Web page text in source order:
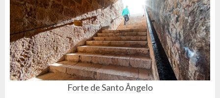
Forte de Santo Ângelo